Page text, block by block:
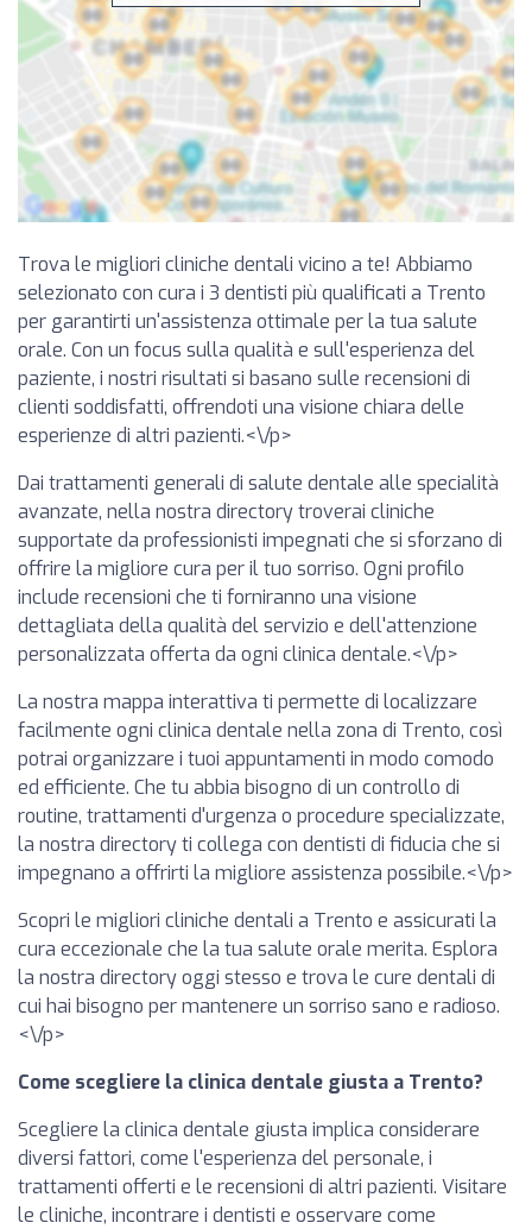
Trova le migliori cliniche dentali vicino a te! Abbiamo
selezionato con cura i 3 dentisti più qualificati a Trento
per garantirti un'assistenza ottimale per la tua salute
orale. Con un focus sulla qualità e sull'esperienza del
paziente, i nostri risultati si basano sulle recensioni di
clienti soddisfatti, offrendoti una visione chiara delle
esperienze di altri pazienti.<\/p>
Dai trattamenti generali di salute dentale alle specialità
avanzate, nella nostra directory troverai cliniche
supportate da professionisti impegnati che si sforzano di
offrire la migliore cura per il tuo sorriso. Ogni profilo
include recensioni che ti forniranno una visione
dettagliata della qualità del servizio e dell'attenzione
personalizzata offerta da ogni clinica dentale.<\/p>
La nostra mappa interattiva ti permette di localizzare
facilmente ogni clinica dentale nella zona di Trento, così
potrai organizzare i tuoi appuntamenti in modo comodo
ed efficiente. Che tu abbia bisogno di un controllo di
routine, trattamenti d'urgenza o procedure specializzate,
la nostra directory ti collega con dentisti di fiducia che si
impegnano a offrirti la migliore assistenza possibile.<\/p>
Scopri le migliori cliniche dentali a Trento e assicurati la
cura eccezionale che la tua salute orale merita. Esplora
la nostra directory oggi stesso e trova le cure dentali di
cui hai bisogno per mantenere un sorriso sano e radioso.
<\/p>
Come scegliere la clinica dentale giusta a Trento?
Scegliere la clinica dentale giusta implica considerare
diversi fattori, come l'esperienza del personale, i
trattamenti offerti e le recensioni di altri pazienti. Visitare
le cliniche, incontrare i dentisti e osservare come